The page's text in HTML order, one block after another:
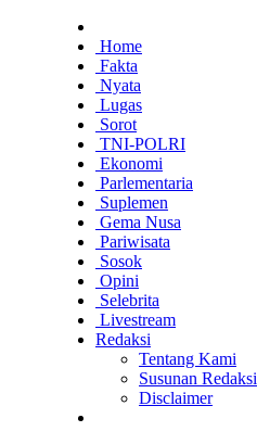
Home
Fakta
Nyata
Lugas
Sorot
TNI-POLRI
Ekonomi
Parlementaria
Suplemen
Gema Nusa
Pariwisata
Sosok
Opini
Selebrita
Livestream
Redaksi
Tentang Kami
Susunan Redaksi
Disclaimer